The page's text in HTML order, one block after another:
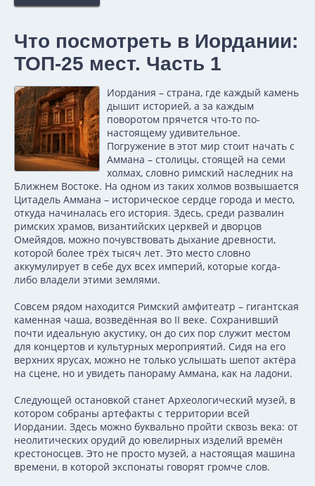
Что посмотреть в Иордании:
ТОП-25 мест. Часть 1
Иордания – страна, где каждый камень
дышит историей, а за каждым
поворотом прячется что-то по-
настоящему удивительное.
Погружение в этот мир стоит начать с
Аммана – столицы, стоящей на семи
холмах, словно римский наследник на
Ближнем Востоке. На одном из таких холмов возвышается
Цитадель Аммана – историческое сердце города и место,
откуда начиналась его история. Здесь, среди развалин
римских храмов, византийских церквей и дворцов
Омейядов, можно почувствовать дыхание древности,
которой более трёх тысяч лет. Это место словно
аккумулирует в себе дух всех империй, которые когда-
либо владели этими землями.
Совсем рядом находится Римский амфитеатр – гигантская
каменная чаша, возведённая во II веке. Сохранивший
почти идеальную акустику, он до сих пор служит местом
для концертов и культурных мероприятий. Сидя на его
верхних ярусах, можно не только услышать шепот актёра
на сцене, но и увидеть панораму Аммана, как на ладони.
Следующей остановкой станет Археологический музей, в
котором собраны артефакты с территории всей
Иордании. Здесь можно буквально пройти сквозь века: от
неолитических орудий до ювелирных изделий времён
крестоносцев. Это не просто музей, а настоящая машина
времени, в которой экспонаты говорят громче слов.